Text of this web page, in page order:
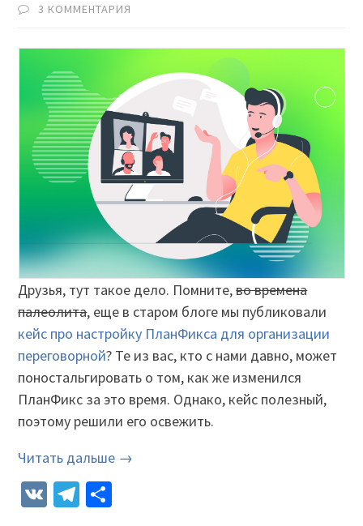
3 КОММЕНТАРИЯ
Друзья, тут такое дело. Помните,во времена
палеолита, еще в старом блоге мы публиковали
кейс про настройку ПланФикса для организации
переговорной? Те из вас, кто с нами давно, может
поностальгировать о том, как же изменился
ПланФикс за это время. Однако, кейс полезный,
поэтому решили его освежить.
Читать дальше →
VK Telegram